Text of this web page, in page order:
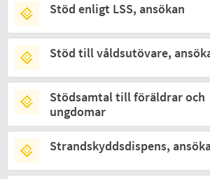
Stöd enligt LSS, ansökan
Stöd till våldsutövare,
Stödsamtal till föräldrar och
ungdomar
Strandskyddsdispens,